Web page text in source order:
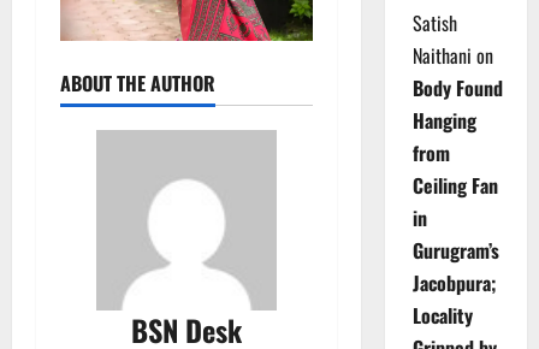
ABOUT THE AUTHOR
BSN Desk
Satish
Naithani on
Body Found
Hanging
from
Ceiling Fan
in
Gurugram’s
Jacobpura;
Locality